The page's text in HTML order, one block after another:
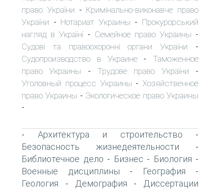
право України - Кримінально-виконавче право
України - Нотариат Украины - Прокурорський
нагляд в Україні - Семейное право Украины -
Судові та правоохоронні органи України -
Судопроизводство в Украине- Таможенное
право Украины - Трудове право України -
Уголовный процесс Украины - Хозяйственное
право Украины - Экологическое право Украины
-
- Архитектура и строительство -
Безопасность жизнедеятельности -
Библиотечное дело - Бизнес - Биология -
Военные дисциплины - География -
Геология - Демография -
Диссертации